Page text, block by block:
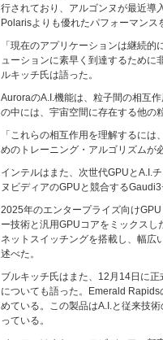
行されており、アルゴンヌが最近導
Polarisよりも優れたパフォーマンス
「現在のアプリケーションは継続
ューションに素早く到達するために
ルキッチ氏は語った。
AuroraのA.I.機能は、粒子間の相互
の中には、宇宙空間に存在する他の
「これらの相互作用を理解するに
めのトレーニング・アルゴリズムが
インテルはまた、次世代GPUとA.I.
ヌビディアのGPUと競合するGaudi3
2025年のエンタープライズ向け
ー技術と汎用GPUコアをミックス
ネットスイッチングを搭載し、幅広
述べた。
ブルキッチ氏はまた、12月14日に
についても語った。Emerald
めている。この製品はA.I.と従来技
っている。